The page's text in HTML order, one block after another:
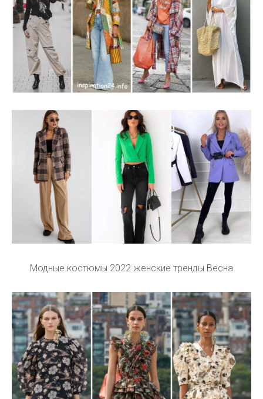
Модные костюмы 2022 женские тренды Весна